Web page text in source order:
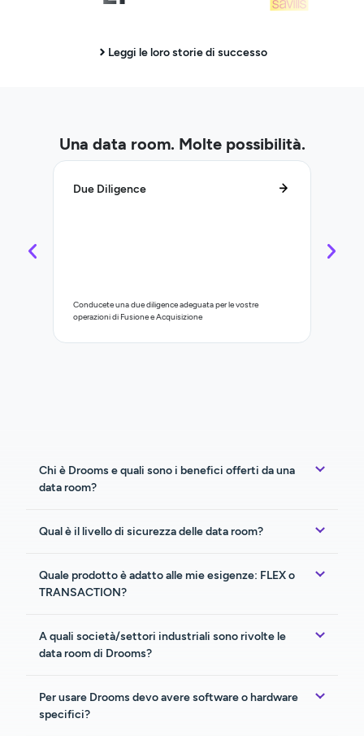
Leggi le loro storie di successo
Una data room. Molte possibilità.
Due Diligence
Conducete una due diligence adeguata per le vostre
operazioni di Fusione e Acquisizione
Chi è Drooms e quali sono i benefici offerti da una
data room?
Qual è il livello di sicurezza delle data room?
Quale prodotto è adatto alle mie esigenze: FLEX o
TRANSACTION?
A quali società/settori industriali sono rivolte le
data room di Drooms?
Per usare Drooms devo avere software o hardware
specifici?